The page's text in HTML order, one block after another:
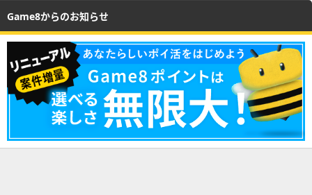
Game8からのお知らせ